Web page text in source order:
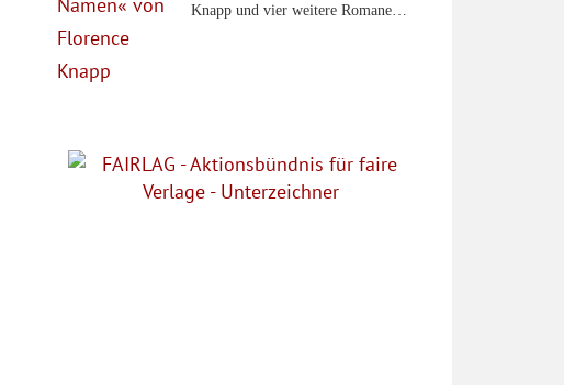
Knapp und vier weitere Romane…